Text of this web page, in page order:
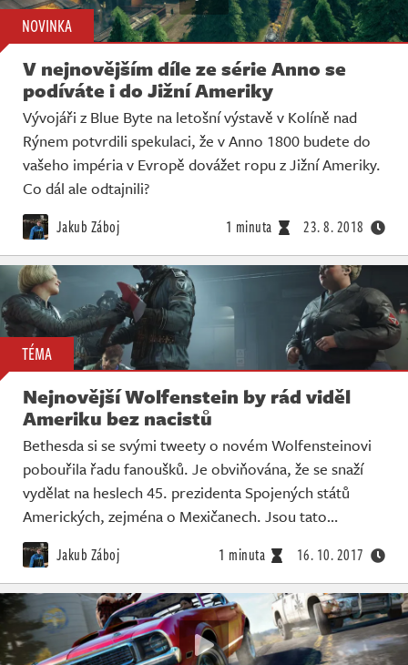
NOVINKA
V nejnovějším díle ze série Anno se
podíváte i do Jižní Ameriky
Vývojáři z Blue Byte na letošní výstavě v Kolíně nad
Rýnem potvrdili spekulaci, že v Anno 1800 budete do
vašeho impéria v Evropě dovážet ropu z Jižní Ameriky.
Co dál ale odtajnili?
Jakub Záboj 1 minuta 23. 8. 2018
TÉMA
Nejnovější Wolfenstein by rád viděl
Ameriku bez nacistů
Bethesda si se svými tweety o novém Wolfensteinovi
pobouřila řadu fanoušků. Je obviňována, že se snaží
vydělat na heslech 45. prezidenta Spojených států
Amerických, zejména o Mexičanech. Jsou tato…
Jakub Záboj 1 minuta 16. 10. 2017